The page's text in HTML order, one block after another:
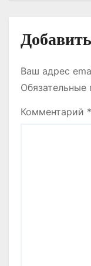
Ваш адрес
Комментарий *